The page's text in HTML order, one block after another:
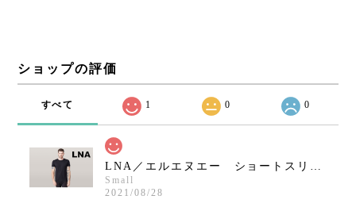
ショップの評価
すべて 1 0 0
LNA／エルエヌエー ショートスリーブクルーネックシャツ／ブラック
Small
2021/08/28